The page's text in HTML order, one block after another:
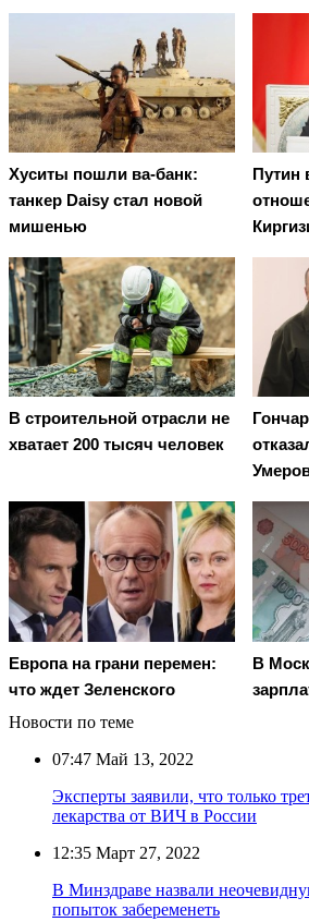
Хуситы пошли ва-банк:
танкер Daisy стал новой
мишенью
Путин
В строительной отрасли не
хватает 200 тысяч человек
Европа на грани перемен:
что ждет Зеленского
В
Новости по теме
07:47 Май 13, 2022
Эксперты заявили, что только
лекарства от ВИЧ в России
12:35 Март 27, 2022
В Минздраве назвали
попыток забеременеть